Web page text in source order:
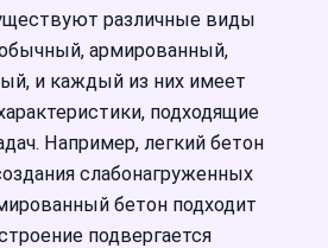
различные виды
армированный,
и каждый из них имеет
подходящие
Например, легкий бетон
слабонагруженных
бетон подходит
подвергается